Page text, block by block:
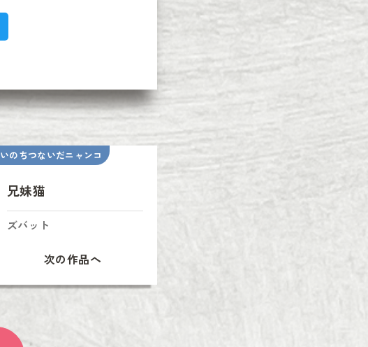
いのちつないだニャンコ
兄妹猫
ズバット
次の作品へ